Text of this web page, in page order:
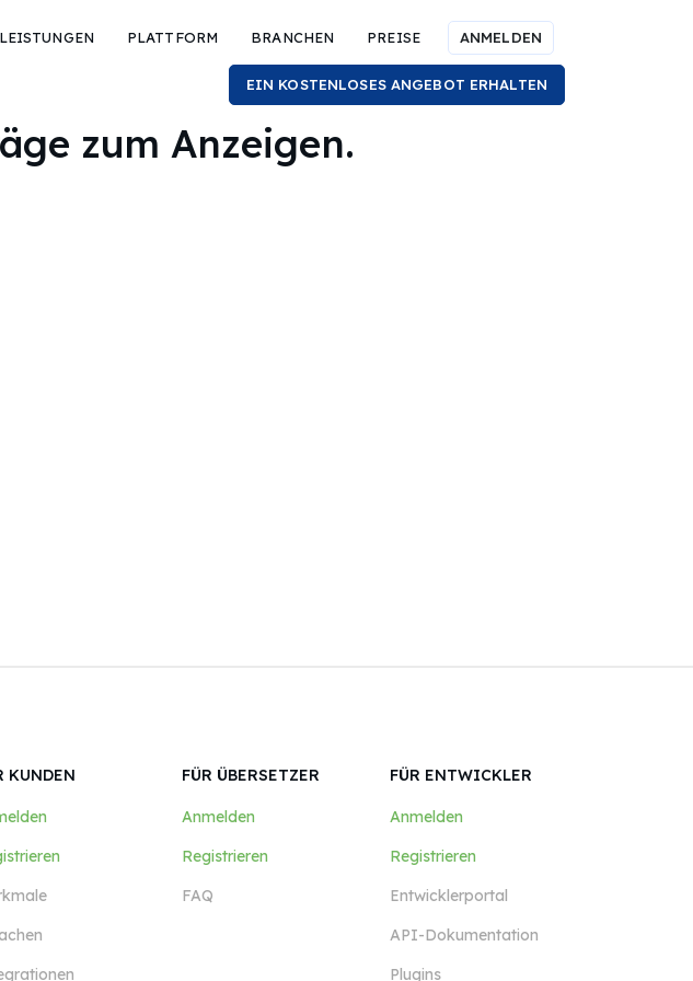
LEISTUNGEN PLATTFORM BRANCHEN PREISE ANMELDEN
EIN KOSTENLOSES ANGEBOT ERHALTEN
zum Anzeigen.
KUNDEN FÜR ÜBERSETZER
Anmelden
Registrieren
FAQ
FÜR ENTWICKLER
Anmelden
Registrieren
Entwicklerportal
API-Dokumentation
Plugins